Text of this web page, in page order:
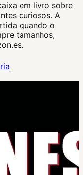
em livro sobre
curiosos. A
quando o
tamanhos,